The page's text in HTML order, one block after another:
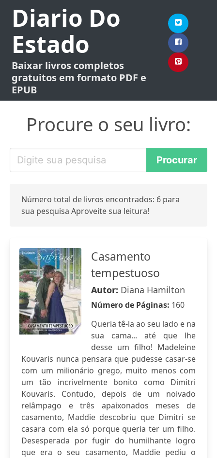
Diario Do
Estado
Baixar livros completos
gratuitos em formato PDF e
EPUB
Procure o seu livro:
Número total de livros encontrados: 6 para
sua pesquisa Aproveite sua leitura!
Casamento
tempestuoso
Autor: Diana Hamilton
Número de Páginas: 160
Queria tê-la ao seu lado e na
sua cama... até que lhe
desse um filho! Madeleine
Kouvaris nunca pensara que pudesse casar-se
com um milionário grego, muito menos com
um tão incrivelmente bonito como Dimitri
Kouvaris. Contudo, depois de um noivado
relâmpago e três apaixonados meses de
casamento, Maddie descobriu que Dimitri se
casara com ela só porque queria ter um filho.
Desesperada por fugir do humilhante logro
que era o seu casamento, Maddie pediu o